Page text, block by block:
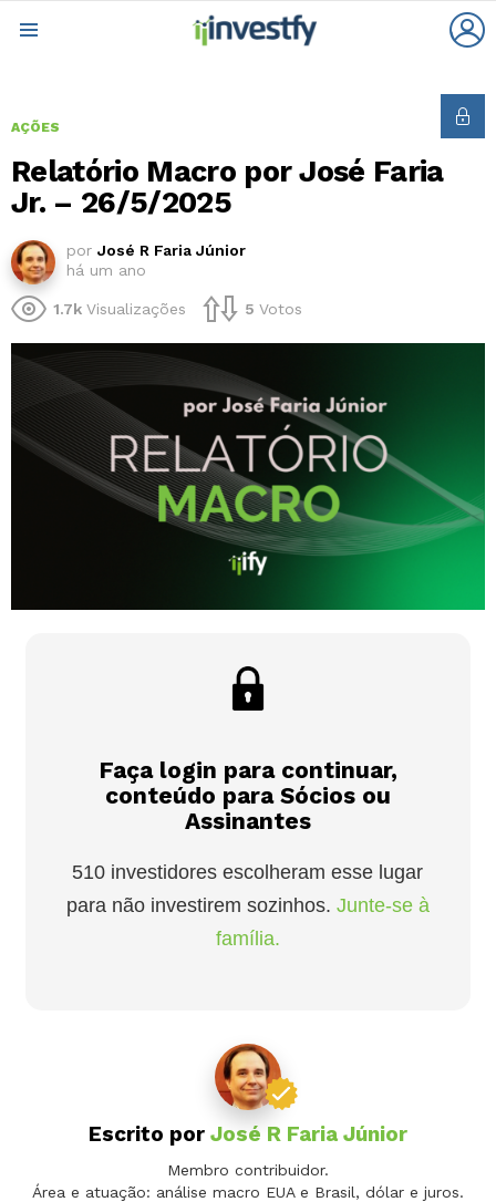
AÇÕES
Relatório Macro por José Faria
Jr. – 26/5/2025
por José R Faria Júnior
há um ano
1.7k Visualizações 5 Votos
Faça login para continuar,
conteúdo para Sócios ou
Assinantes
510 investidores escolheram esse lugar
para não investirem sozinhos. Junte-se à
família.
Escrito por José R Faria Júnior
Membro contribuidor.
Área e atuação: análise macro EUA e Brasil, dólar e juros.